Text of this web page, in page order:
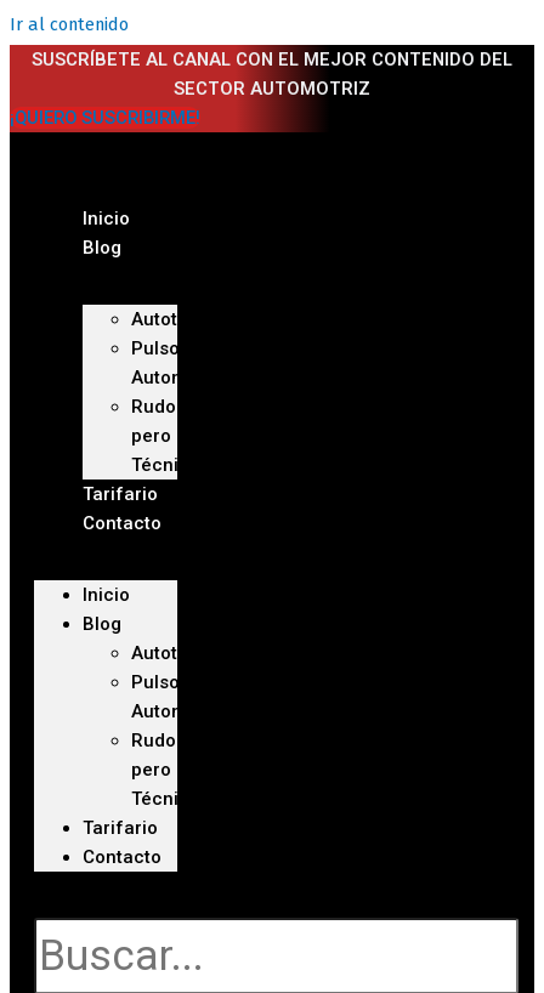
Ir al contenido
SUSCRÍBETE AL CANAL CON EL MEJOR CONTENIDO DEL
SECTOR AUTOMOTRIZ
¡QUIERO SUSCRIBIRME!
Inicio
Blog
Autoteca
Pulso
Automotriz
Rudo
pero
Técnico
Tarifario
Contacto
Inicio
Blog
Autoteca
Pulso
Automotriz
Rudo
pero
Técnico
Tarifario
Contacto